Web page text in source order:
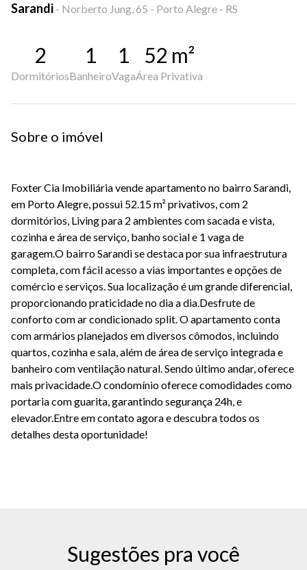
Sarandi - Norberto Jung, 65 - Porto Alegre - RS
2
Dormitórios
1
Banheiro
1
Vaga
52 m²
Área Privativa
Sobre o imóvel
Foxter Cia Imobiliária vende apartamento no bairro Sarandi,
em Porto Alegre, possui 52.15 m² privativos, com 2
dormitórios, Living para 2 ambientes com sacada e vista,
cozinha e área de serviço, banho social e 1 vaga de
garagem.O bairro Sarandi se destaca por sua infraestrutura
completa, com fácil acesso a vias importantes e opções de
comércio e serviços. Sua localização é um grande diferencial,
proporcionando praticidade no dia a dia.Desfrute de
conforto com ar condicionado split. O apartamento conta
com armários planejados em diversos cômodos, incluindo
quartos, cozinha e sala, além de área de serviço integrada e
banheiro com ventilação natural. Sendo último andar, oferece
mais privacidade.O condomínio oferece comodidades como
portaria com guarita, garantindo segurança 24h, e
elevador.Entre em contato agora e descubra todos os
detalhes desta oportunidade!
Sugestões pra você